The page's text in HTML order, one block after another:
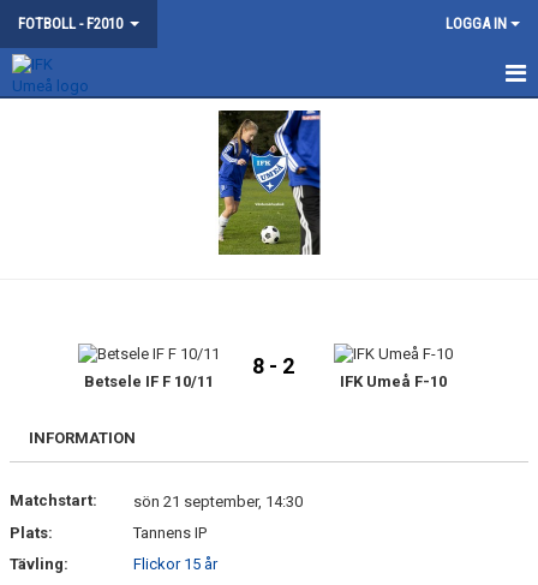
FOTBOLL - F2010 LOGGA IN
BILDGALLERI
GÄSTBOK
Betsele IF F 10/11
8 - 2
IFK Umeå F-10
INFORMATION
Matchstart:
sön 21 september, 14:30
Plats:
Tannens IP
Tävling:
Flickor 15 år